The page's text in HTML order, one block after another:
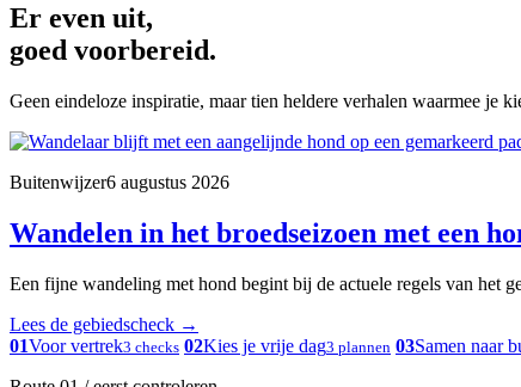
Er even uit,
goed voorbereid.
Geen eindeloze inspiratie, maar tien heldere verhalen waarmee je
Buitenwijzer6 augustus 2026
Wandelen in het broedseizoen met een
Een fijne wandeling met hond begint bij de actuele regels van het
Lees de gebiedscheck →
01Voor vertrek3 checks 02Kies je vrije dag3 plannen 03Samen naar